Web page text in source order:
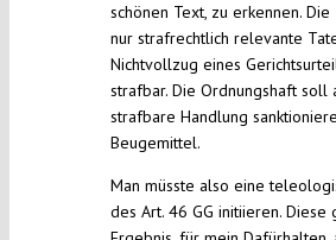
schönen Text, zu erkennen.
nur strafrechtlich relevante
Nichtvollzug eines
strafbar. Die Ordnungshaft soll
strafbare Handlung
Beugemittel.
Man müsste also eine
des Art. 46 GG initiieren. Diese